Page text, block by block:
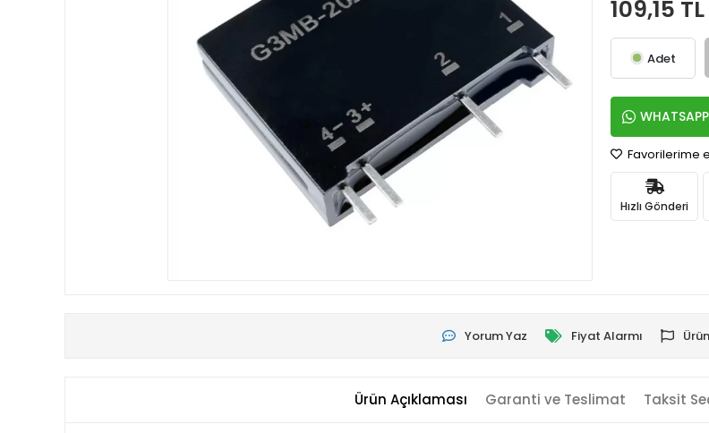
109,15 TL
Adet
Favorilerime
Hızlı Gönderi
Yorum Yaz Fiyat Alarmı
Ürün Açıklaması Garanti ve Teslimat Taksit